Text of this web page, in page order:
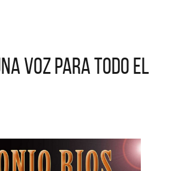
VOZ PARA TODO EL